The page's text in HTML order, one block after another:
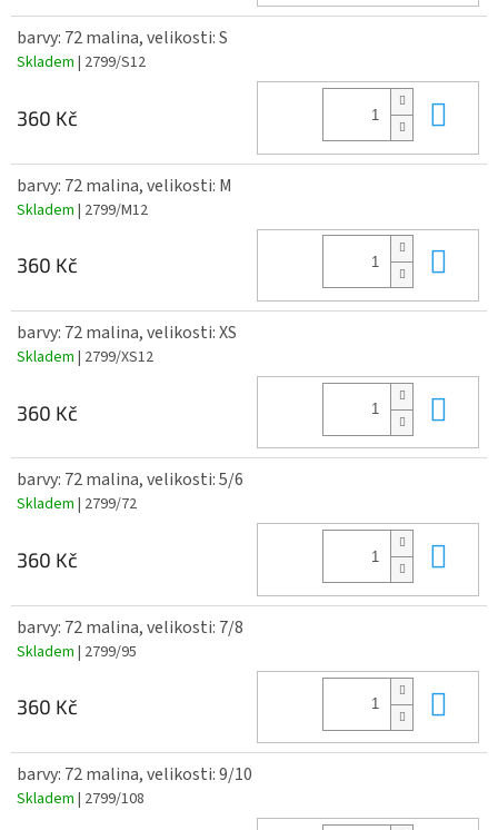
barvy: 72 malina, velikosti: S
Skladem | 2799/S12
360 Kč
barvy: 72 malina, velikosti: M
Skladem | 2799/M12
360 Kč
barvy: 72 malina, velikosti: XS
Skladem | 2799/XS12
360 Kč
barvy: 72 malina, velikosti: 5/6
Skladem | 2799/72
360 Kč
barvy: 72 malina, velikosti: 7/8
Skladem | 2799/95
360 Kč
barvy: 72 malina, velikosti: 9/10
Skladem | 2799/108